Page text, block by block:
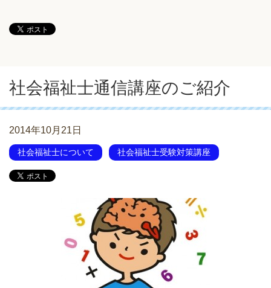
社会福祉士通信講座のご紹介
2014年10月21日
社会福祉士について 社会福祉士受験対策講座